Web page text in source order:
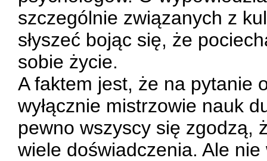
szczególnie związanych z
słyszeć bojąc się, że
sobie życie.
A faktem jest, że na pytanie
wyłącznie mistrzowie nauk
pewno wszyscy się zgodzą,
wiele doświadczenia. Ale